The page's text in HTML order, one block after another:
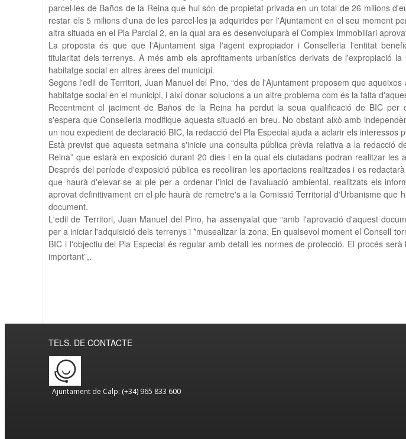
parcel·les de Baños de la Reina que hui són de propietat privada en un total de 26 milions
restar els 5 milions d'una de les parcel·les ja adquirides per l'Ajuntament en el seu moment
altra situada en el Pla Parcial 2, en la qual ara es desenvoluparà el Complex Immobiliari
La proposta és que que l'Ajuntament siga l'agent expropiador i Conselleria l'entitat
titularitat dels terrenys. A més amb els aprofitaments urbanístics derivats de l'expropiació la
habitatge social en altres àrees del municipi.
Segons l'edil de Territori, Juan Manuel del Pino, “des de l'Ajuntament proposem que
habitatge social en el municipi, i així donar solucions a un altre problema com és la falta
Recentment el jaciment de Baños de la Reina ha perdut la seua qualificació de BIC per
s'espera que Conselleria modifique aquesta situació en breu. No obstant això amb
un nou expedient de declaració BIC, la redacció del Pla Especial ajuda a aclarir els interessos
Està previst que aquesta setmana s'inicie una consulta pública prèvia relativa a la redacció
Reina” que estarà en exposició durant 20 dies i en la qual els ciutadans podran realitzar les
Després del període d'exposició pública es recolliran les aportacions realitzades i es
que haurà d'elevar-se al ple per a ordenar l'inici de l'avaluació ambiental, realitzats els
aprovat definitivament en el ple haurà de remetre's a la Comissió Territorial d'Urbanisme que
document.
L'edil de Territori, Juan Manuel del Pino, ha assenyalat que “amb l'aprovació d'aquest
per a iniciar l'adquisició dels terrenys i *musealizar la zona. En qualsevol moment el Consell
BIC i l'objectiu del Pla Especial és regular amb detall les normes de protecció. El procés
important”,.
TELS. DE CONTACTE
Ajuntament de Calp: (+34) 965 833 600